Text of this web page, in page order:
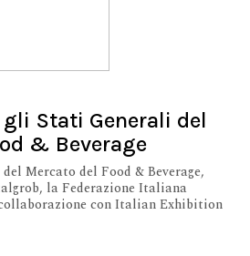
Stati Generali del
& Beverage
Mercato del Food & Beverage,
la Federazione Italiana
con Italian Exhibition